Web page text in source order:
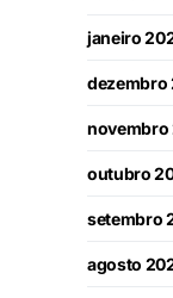
janeiro
dezembro
novembro
outubro
setembro
agosto